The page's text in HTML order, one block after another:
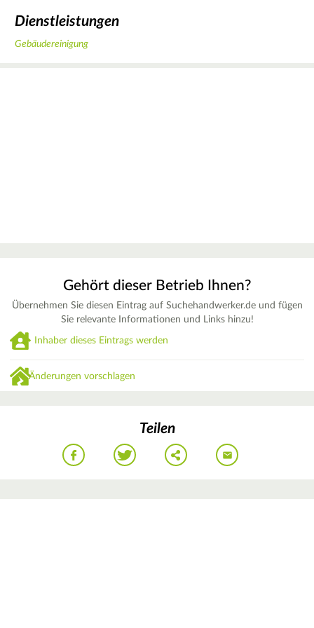
Dienstleistungen
Gebäudereinigung
Gehört dieser Betrieb Ihnen?
Übernehmen Sie diesen Eintrag auf Suchehandwerker.de und fügen
Sie relevante Informationen und Links hinzu!
Inhaber dieses Eintrags werden
Änderungen vorschlagen
Teilen